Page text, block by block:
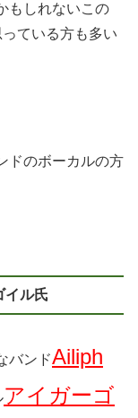
もしれないこの
ている方も多い
ドのボーカルの方
イル氏
バンドAiliph
アイガーゴ